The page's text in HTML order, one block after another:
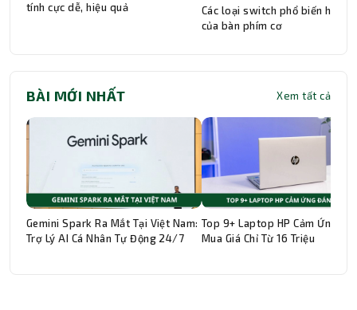
tính cực dễ, hiệu quả
Các loại switch phổ biến hiện
của bàn phím cơ
BÀI MỚI NHẤT Xem tất cả
Gemini Spark Ra Mắt Tại Việt Nam:
Trợ Lý AI Cá Nhân Tự Động 24/7
Top 9+ Laptop HP Cảm Ứng
Mua Giá Chỉ Từ 16 Triệu